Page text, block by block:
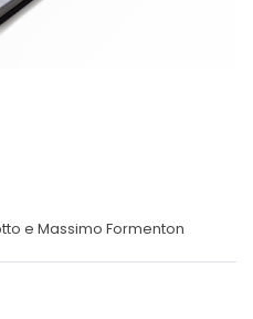
e Massimo Formenton